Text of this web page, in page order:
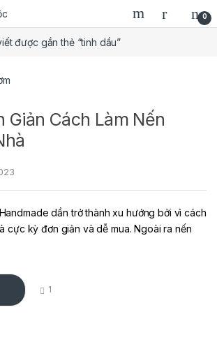
0
được gắn thẻ “tinh dầu”
Giản Cách Làm Nến
dần trở thành xu hướng bởi vì cách
cực kỳ đơn giản và dễ mua. Ngoài ra nến
1